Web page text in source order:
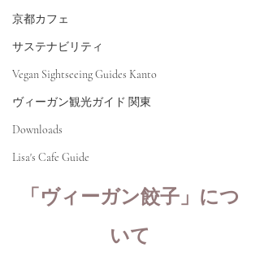
京都カフェ
サステナビリティ
Vegan Sightseeing Guides Kanto
ヴィーガン観光ガイド 関東
Downloads
Lisa's Cafe Guide
「ヴィーガン餃子」につ
いて